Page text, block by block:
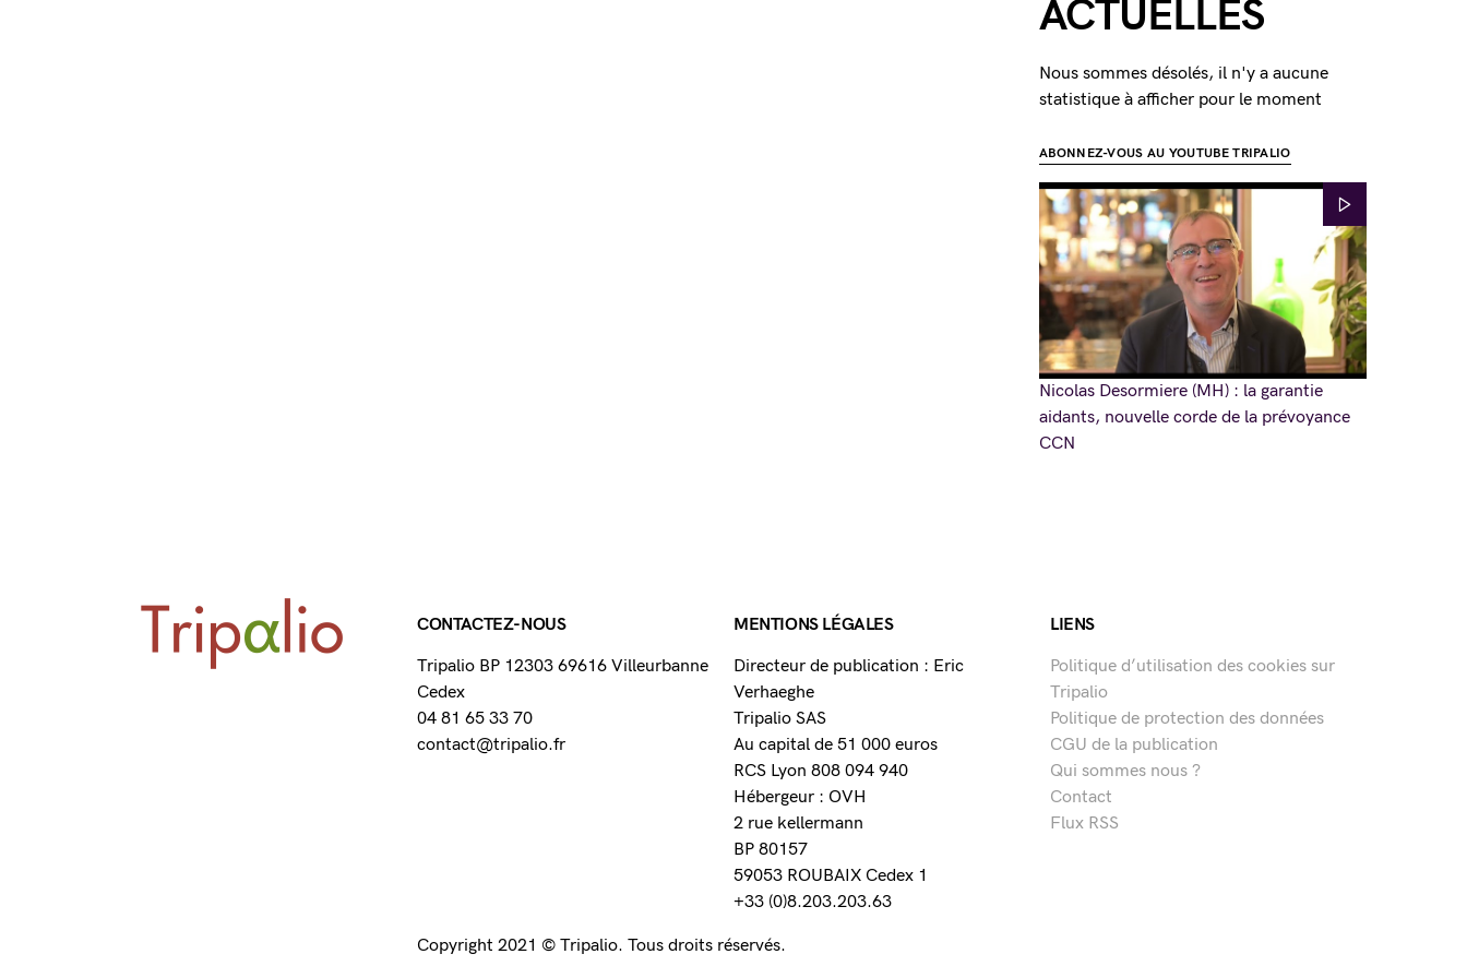
ACTUELLES
Nous sommes désolés, il n'y a aucune
statistique à afficher pour le moment
ABONNEZ-VOUS AU YOUTUBE TRIPALIO
Nicolas Desormiere (MH) : la garantie
aidants, nouvelle corde de la prévoyance
CCN
CONTACTEZ-NOUS
Tripalio BP 12303 69616 Villeurbanne
Cedex
04 81 65 33 70
contact@tripalio.fr
MENTIONS LÉGALES
Directeur de publication : Eric
Verhaeghe
Tripalio SAS
Au capital de 51 000 euros
RCS Lyon 808 094 940
Hébergeur : OVH
2 rue kellermann
BP 80157
59053 ROUBAIX Cedex 1
+33 (0)8.203.203.63
LIENS
Politique d’utilisation des cookies sur
Tripalio
Politique de protection des données
CGU de la publication
Qui sommes nous ?
Contact
Flux RSS
Copyright 2021 © Tripalio. Tous droits réservés.